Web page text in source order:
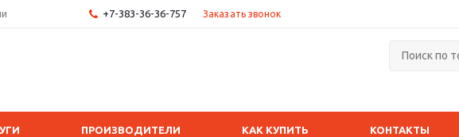
+7-383-36-36-757 Заказать звонок
ПРОИЗВОДИТЕЛИ КАК КУПИТЬ КОНТАКТЫ